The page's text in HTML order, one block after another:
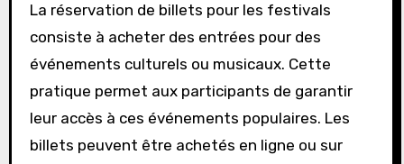
La réservation de billets pour les festivals
consiste à acheter des entrées pour des
événements culturels ou musicaux. Cette
pratique permet aux participants de garantir
leur accès à ces événements populaires. Les
billets peuvent être achetés en ligne ou sur